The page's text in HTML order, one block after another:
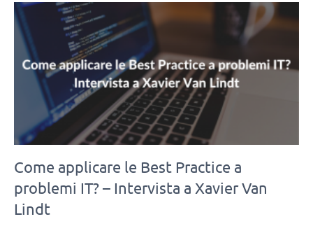
Come applicare le Best Practice a
problemi IT? – Intervista a Xavier Van
Lindt